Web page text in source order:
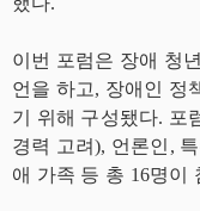
이번 포럼은 장애 청
언을 하고, 장애인 정
기 위해 구성됐다. 포
경력 고려), 언론인,
애 가족 등 총 16명이